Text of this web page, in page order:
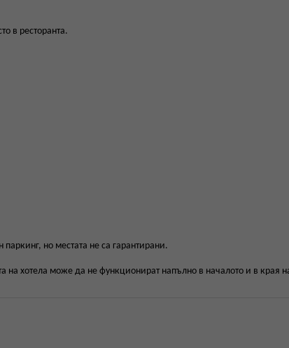
в ресторанта.
но местата не са гарантирани.
на хотела може да не функционират напълно в началото и в края